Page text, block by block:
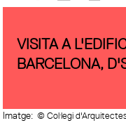
VISITA A
BARCELONA,
Imatge: © Col·legi